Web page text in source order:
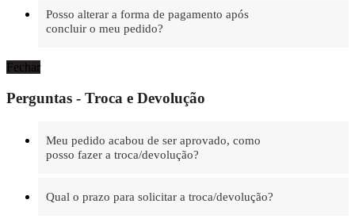
Posso alterar a forma de pagamento após
concluir o meu pedido?
Fechar
Perguntas - Troca e Devolução
Meu pedido acabou de ser aprovado, como
posso fazer a troca/devolução?
Qual o prazo para solicitar a troca/devolução?